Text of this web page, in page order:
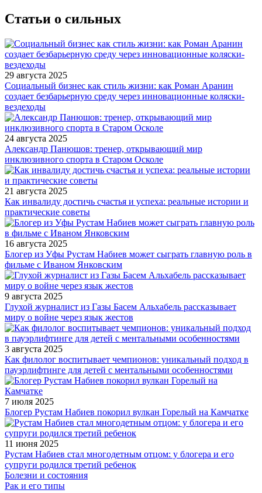
Статьи о сильных
29 августа 2025
Социальный бизнес как стиль жизни: как Роман Аранин
создает безбарьерную среду через инновационные коляски-
вездеходы
24 августа 2025
Александр Панюшов: тренер, открывающий мир
инклюзивного спорта в Старом Осколе
21 августа 2025
Как инвалиду достичь счастья и успеха: реальные истории и
практические советы
16 августа 2025
Блогер из Уфы Рустам Набиев может сыграть главную роль в
фильме с Иваном Янковским
9 августа 2025
Глухой журналист из Газы Басем Альхабель рассказывает
миру о войне через язык жестов
3 августа 2025
Как филолог воспитывает чемпионов: уникальный подход в
пауэрлифтинге для детей с ментальными особенностями
7 июля 2025
Блогер Рустам Набиев покорил вулкан Горелый на Камчатке
11 июня 2025
Рустам Набиев стал многодетным отцом: у блогера и его
супруги родился третий ребенок
Болезни и состояния
Рак и его типы